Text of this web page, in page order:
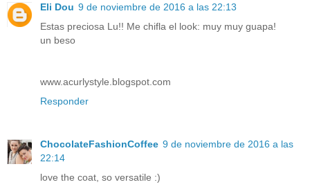
Eli Dou 9 de noviembre de 2016 a las 22:13
Estas preciosa Lu!! Me chifla el look: muy muy guapa!
un beso
www.acurlystyle.blogspot.com
Responder
ChocolateFashionCoffee 9 de noviembre de 2016 a las
22:14
love the coat, so versatile :)